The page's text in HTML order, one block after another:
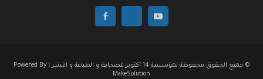
© جميع الحقوق محفوظة لمؤسسة 14 أكتوبر للصحافة و الطباعة و النشر | Powered By
MakeSolution